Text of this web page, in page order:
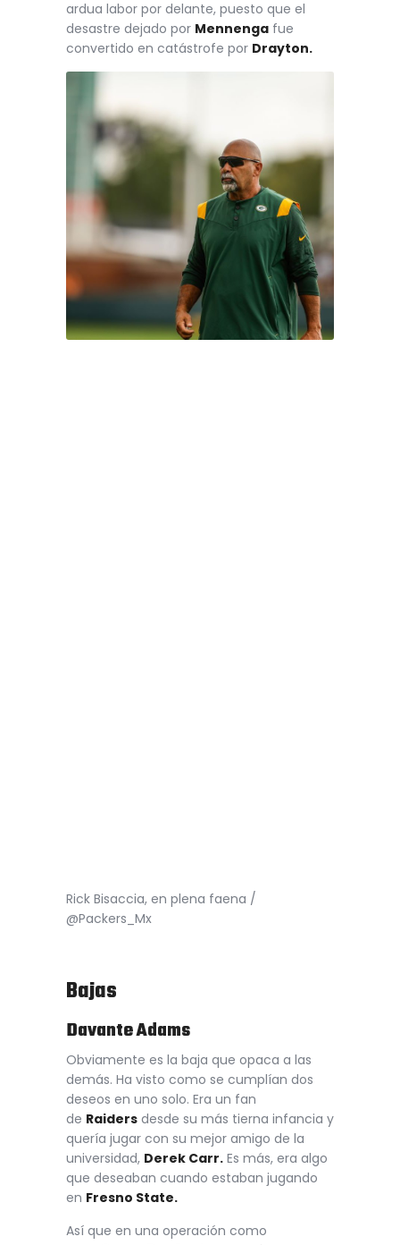
ardua labor por delante, puesto que el
desastre dejado por Mennenga fue
convertido en catástrofe por Drayton.
Rick Bisaccia, en plena faena /
@Packers_Mx
Bajas
Davante Adams
Obviamente es la baja que opaca a las
demás. Ha visto como se cumplían dos
deseos en uno solo. Era un fan
de Raiders desde su más tierna infancia y
quería jugar con su mejor amigo de la
universidad, Derek Carr. Es más, era algo
que deseaban cuando estaban jugando
en Fresno State.
Así que en una operación como